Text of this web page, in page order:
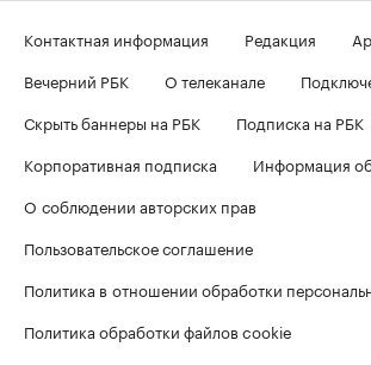
Контактная информация Редакция
Вечерний РБК
О телеканале
Скрыть баннеры на РБК
Подписка на РБК
Корпоративная подписка
Информация
О соблюдении авторских прав
Пользовательское соглашение
Политика в отношении обработки
Политика обработки файлов cookie